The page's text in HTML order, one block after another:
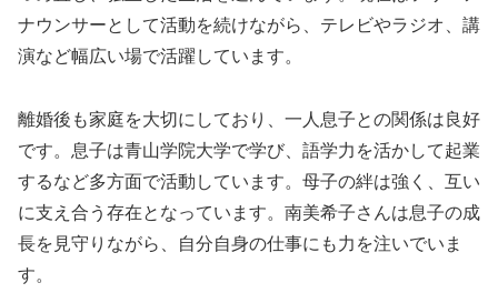
ナウンサーとして活動を続けながら、テレビやラジオ、講
演など幅広い場で活躍しています。
離婚後も家庭を大切にしており、一人息子との関係は良好
です。息子は青山学院大学で学び、語学力を活かして起業
するなど多方面で活動しています。母子の絆は強く、互い
に支え合う存在となっています。南美希子さんは息子の成
長を見守りながら、自分自身の仕事にも力を注いでいま
す。